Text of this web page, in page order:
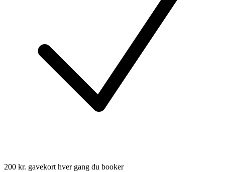
200 kr. gavekort hver gang du booker